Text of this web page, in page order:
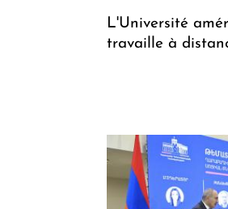
L'Université
travaille à